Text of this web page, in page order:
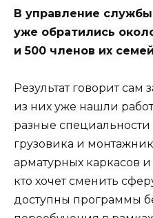
В управление службы
уже обратились
и 500 членов их
Результат говорит сам
из них уже нашли
разные
грузовика и
арматурных каркасов
кто хочет сменить
доступны программы